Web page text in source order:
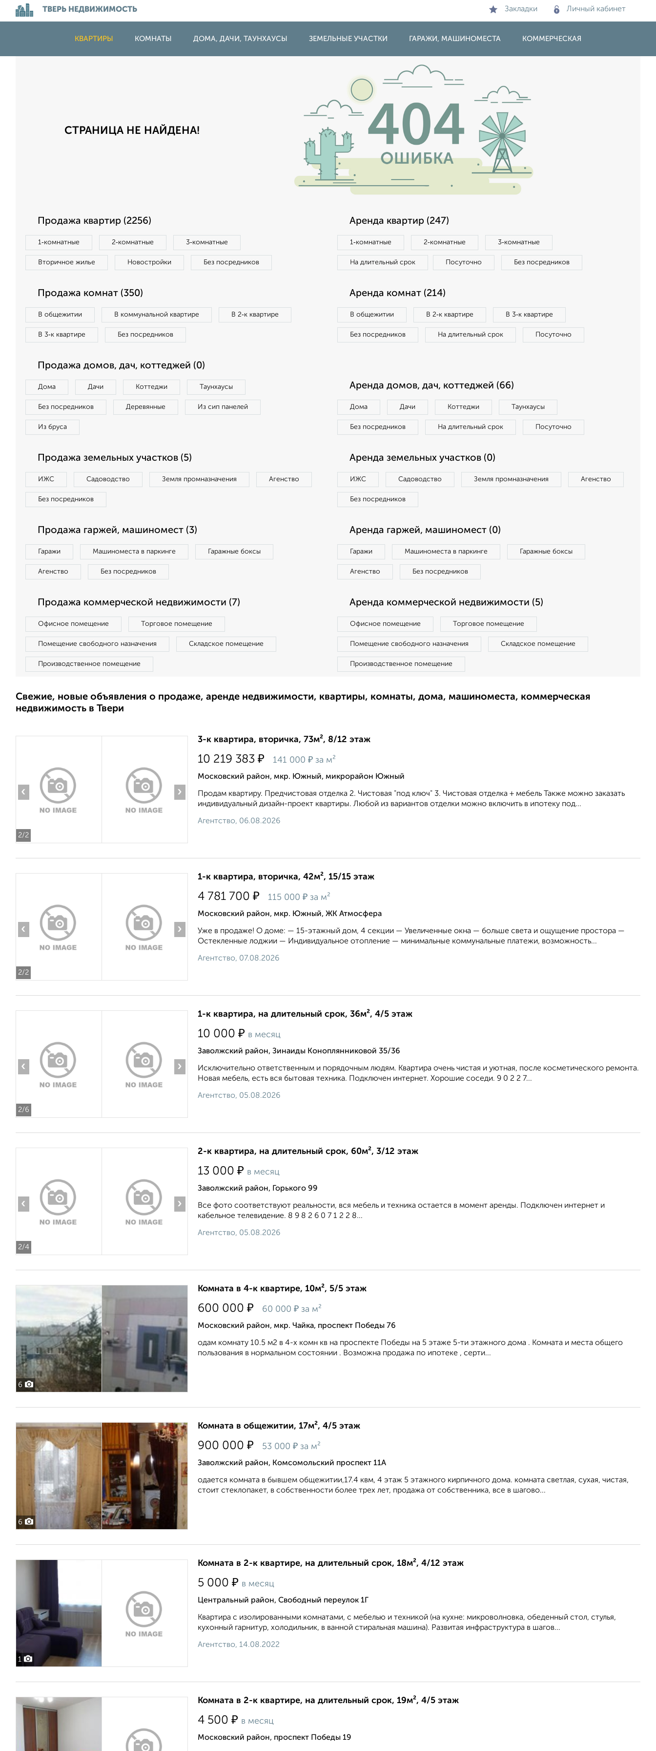
ТВЕРЬ НЕДВИЖИМОСТЬ Закладки Личный кабинет
КВАРТИРЫ КОМНАТЫ ДОМА, ДАЧИ, ТАУНХАУСЫ ЗЕМЕЛЬНЫЕ УЧАСТКИ ГАРАЖИ, МАШИНОМЕСТА КОММЕРЧЕСКАЯ
СТРАНИЦА НЕ НАЙДЕНА!
Продажа квартир (2256)
1‑комнатные 2‑комнатные 3‑комнатные
Вторичное жилье Новостройки Без посредников
Аренда квартир (247)
1‑комнатные 2‑комнатные 3‑комнатные
На длительный срок Посуточно Без посредников
Продажа комнат (350)
В общежитии В коммунальной квартире В 2‑к квартире
В 3‑к квартире Без посредников
Аренда комнат (214)
В общежитии В 2‑к квартире В 3‑к квартире
Без посредников На длительный срок Посуточно
Продажа домов, дач, коттеджей (0)
Дома Дачи Коттеджи Таунхаусы
Без посредников Деревянные Из сип панелей
Из бруса
Аренда домов, дач, коттеджей (66)
Дома Дачи Коттеджи Таунхаусы
Без посредников На длительный срок Посуточно
Продажа земельных участков (5)
ИЖС Садоводство Земля промназначения Агенство
Без посредников
Аренда земельных участков (0)
ИЖС Садоводство Земля промназначения Агенство
Без посредников
Продажа гаржей, машиномест (3)
Гаражи Машиноместа в паркинге Гаражные боксы
Агенство Без посредников
Аренда гаржей, машиномест (0)
Гаражи Машиноместа в паркинге Гаражные боксы
Агенство Без посредников
Продажа коммерческой недвижимости (7)
Офисное помещение Торговое помещение
Помещение свободного назначения Складское помещение
Производственное помещение
Аренда коммерческой недвижимости (5)
Офисное помещение Торговое помещение
Помещение свободного назначения Складское помещение
Производственное помещение
Свежие, новые объявления о продаже, аренде недвижимости, квартиры, комнаты, дома, машиноместа, коммерческая
недвижимость в Твери
2/2
‹ ›
3-к квартира, вторичка, 73м², 8/12 этаж
10 219 383 ₽ 141 000 ₽ за м²
Московский район, мкр. Южный, микрорайон Южный
Продам квартиру. Предчистовая отделка 2. Чистовая "под ключ" 3. Чистовая отделка + мебель Также можно заказать
индивидуальный дизайн-проект квартиры. Любой из вариантов отделки можно включить в ипотеку под...
Агентство, 06.08.2026
2/2
‹ ›
1-к квартира, вторичка, 42м², 15/15 этаж
4 781 700 ₽ 115 000 ₽ за м²
Московский район, мкр. Южный, ЖК Атмосфера
Уже в продаже! О доме: — 15-этажный дом, 4 секции — Увеличенные окна — больше света и ощущение простора —
Остекленные лоджии — Индивидуальное отопление — минимальные коммунальные платежи, возможность...
Агентство, 07.08.2026
2/6
‹ ›
1-к квартира, на длительный срок, 36м², 4/5 этаж
10 000 ₽ в месяц
Заволжский район, Зинаиды Коноплянниковой 35/36
Исключительно ответственным и порядочным людям. Квартира очень чистая и уютная, после косметического ремонта.
Новая мебель, есть вся бытовая техника. Подключен интернет. Хорошие соседи. 9 0 2 2 7...
Агентство, 05.08.2026
2/4
‹ ›
2-к квартира, на длительный срок, 60м², 3/12 этаж
13 000 ₽ в месяц
Заволжский район, Горького 99
Все фото соответствуют реальности, вся мебель и техника остается в момент аренды. Подключен интернет и
кабельное телевидение. 8 9 8 2 6 0 7 1 2 2 8...
Агентство, 05.08.2026
6
Комната в 4-к квартире, 10м², 5/5 этаж
600 000 ₽ 60 000 ₽ за м²
Московский район, мкр. Чайка, проспект Победы 76
одам комнату 10.5 м2 в 4-х комн кв на проспекте Победы на 5 этаже 5-ти этажного дома . Комната и места общего
пользования в нормальном состоянии . Возможна продажа по ипотеке , серти...
6
Комната в общежитии, 17м², 4/5 этаж
900 000 ₽ 53 000 ₽ за м²
Заволжский район, Комсомольский проспект 11А
одается комната в бывшем общежитии,17.4 квм, 4 этаж 5 этажного кирпичного дома. комната светлая, сухая, чистая,
стоит стеклопакет, в собственности более трех лет, продажа от собственника, все в шагово...
1
Комната в 2-к квартире, на длительный срок, 18м², 4/12 этаж
5 000 ₽ в месяц
Центральный район, Свободный переулок 1Г
Квартира с изолированными комнатами, с мебелью и техникой (на кухне: микроволновка, обеденный стол, стулья,
кухонный гарнитур, холодильник, в ванной стиральная машина). Развитая инфраструктура в шагов...
Агентство, 14.08.2022
Комната в 2-к квартире, на длительный срок, 19м², 4/5 этаж
4 500 ₽ в месяц
Московский район, проспект Победы 19